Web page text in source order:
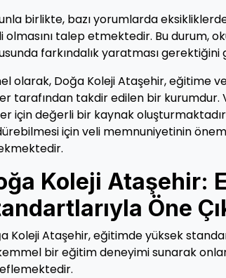
birlikte, bazı yorumlarda
olmasını talep etmektedir. Bu durum,
farkındalık yaratması
olarak, Doğa Koleji Ataşehir, eğitime
tarafından takdir edilen bir
için değerli bir kaynak
için veli memnuniyetinin
Koleji Ataşehir:
Öne
Koleji Ataşehir, eğitimde yüksek
bir eğitim deneyimi sunarak